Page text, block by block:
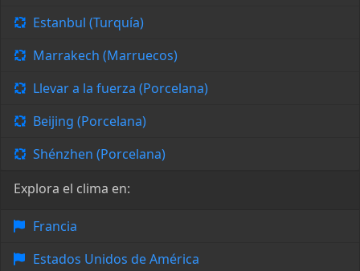
Estanbul (Turquía)
Marrakech (Marruecos)
Llevar a la fuerza (Porcelana)
Beijing (Porcelana)
Shénzhen (Porcelana)
Explora el clima en:
Francia
Estados Unidos de América